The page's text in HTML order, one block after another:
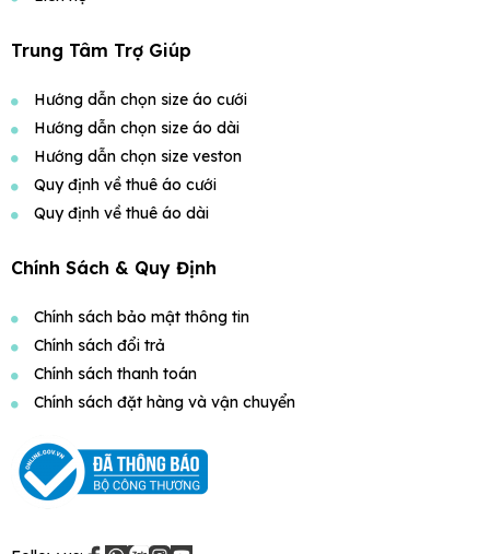
Trung Tâm Trợ Giúp
Hướng dẫn chọn size áo cưới
Hướng dẫn chọn size áo dài
Hướng dẫn chọn size veston
Quy định về thuê áo cưới
Quy định về thuê áo dài
Chính Sách & Quy Định
Chính sách bảo mật thông tin
Chính sách đổi trả
Chính sách thanh toán
Chính sách đặt hàng và vận chuyển